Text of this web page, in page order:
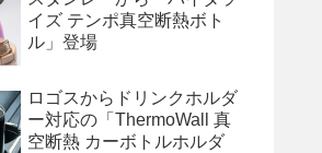
イズ テンポ真空断熱ボト
ル」登場
ロゴスからドリンクホルダ
ー対応の「ThermoWall 真
空断熱 カーボトルホルダ